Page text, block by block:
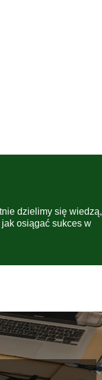
dzielimy się wiedzą,
jak osiągać sukces w